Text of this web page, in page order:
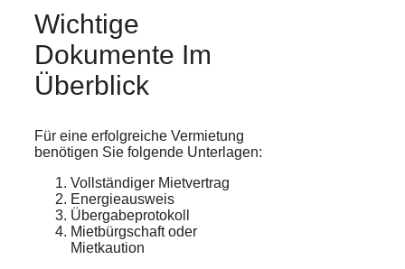
Wichtige
Dokumente Im
Überblick
Für eine erfolgreiche Vermietung
benötigen Sie folgende Unterlagen:
Vollständiger Mietvertrag
Energieausweis
Übergabeprotokoll
Mietbürgschaft oder
Mietkaution